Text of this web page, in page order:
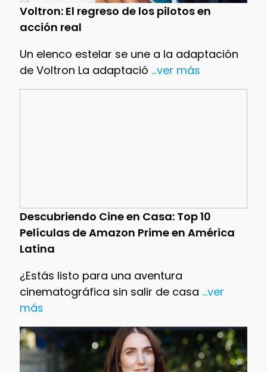
Voltron: El regreso de los pilotos en
acción real
Un elenco estelar se une a la adaptación
de Voltron La adaptació ...ver más
Descubriendo Cine en Casa: Top 10
Películas de Amazon Prime en América
Latina
¿Estás listo para una aventura
cinematográfica sin salir de casa ...ver
más